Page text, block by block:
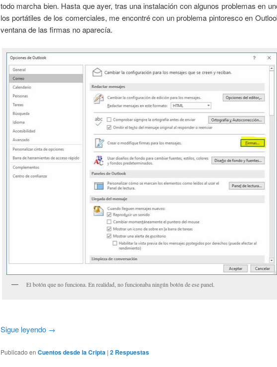
todo marcha bien. Hasta que ayer, tras una instalación con algunos problemas en
los portátiles de los comerciales, me encontré con un problema pintoresco en
ventana de las firmas no aparecía.
El botón que no funciona. En realidad, no funcionaba ningún botón de ese panel.
Sigue leyendo →
Publicado en Cuentos desde la Cripta | 2 Respuestas